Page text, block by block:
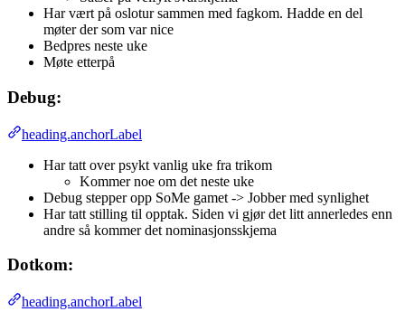
Har vært på oslotur sammen med fagkom. Hadde en del
møter der som var nice
Bedpres neste uke
Møte etterpå
Debug:
heading.anchorLabel
Har tatt over psykt vanlig uke fra trikom
Kommer noe om det neste uke
Debug stepper opp SoMe gamet -> Jobber med synlighet
Har tatt stilling til opptak. Siden vi gjør det litt annerledes enn
andre så kommer det nominasjonsskjema
Dotkom:
heading.anchorLabel